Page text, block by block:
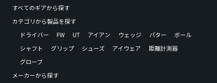
すべてのギアから探す
カテゴリから製品を探す
ドライバー
FW UT アイアン ウェッジ パター
ボール
シャフト
グリップ シューズ アイウェア
距離計測器
グローブ
メーカーから探す